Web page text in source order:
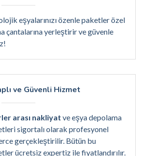
eşyalarınızı özenle paketler özel
çantalarına yerleştirir ve güvenle
ve Güvenli Hizmet
arası nakliyat ve eşya depolama
sigortalı olarak profesyonel
gerçekleştirilir. Bütün bu
ücretsiz expertiz ile fiyatlandırılır.